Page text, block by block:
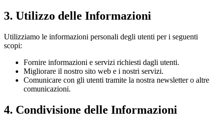
3. Utilizzo delle Informazioni
Utilizziamo le informazioni personali degli utenti per i seguenti
scopi:
Fornire informazioni e servizi richiesti dagli utenti.
Migliorare il nostro sito web e i nostri servizi.
Comunicare con gli utenti tramite la nostra newsletter o altre
comunicazioni.
4. Condivisione delle Informazioni